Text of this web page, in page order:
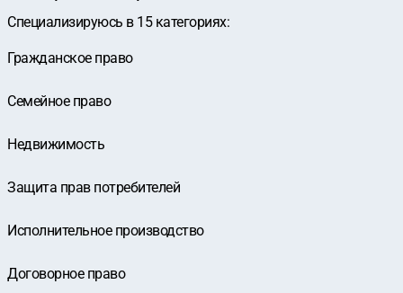
Специализируюсь в 15 категориях:
Гражданское право
Семейное право
Недвижимость
Защита прав потребителей
Исполнительное производство
Договорное право